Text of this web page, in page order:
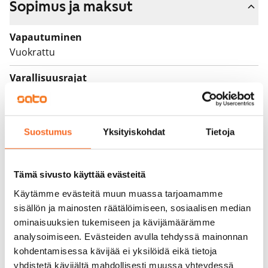
Suostumus Yksityiskohdat Tietoja
Tämä sivusto käyttää evästeitä
Käytämme evästeitä muun muassa tarjoamamme
sisällön ja mainosten räätälöimiseen, sosiaalisen median
ominaisuuksien tukemiseen ja kävijämäärämme
analysoimiseen. Evästeiden avulla tehdyssä mainonnan
kohdentamisessa kävijää ei yksilöidä eikä tietoja
yhdistetä kävijältä mahdollisesti muussa yhteydessä
Sopimus ja maksut
Vapautuminen
Vuokrattu
Varallisuusrajat
Vuokra
Pakollinen, ei sisälly vuokraan
Vesimaksu
27 €/hlö/kk
Sähkömaksu